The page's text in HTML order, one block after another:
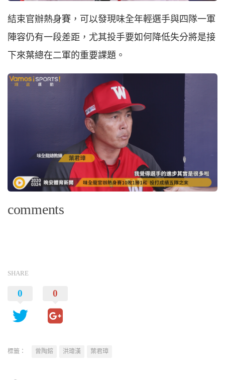
結束官辦熱身賽，可以發現味全年輕選手與四隊一軍
陣容仍有一段差距，尤其投手要如何降低失分將是接
下來葉總在二軍的重要課題。
comments
SHARE
0 0
標籤： 曾陶鎔 洪瑋漢 葉君璋